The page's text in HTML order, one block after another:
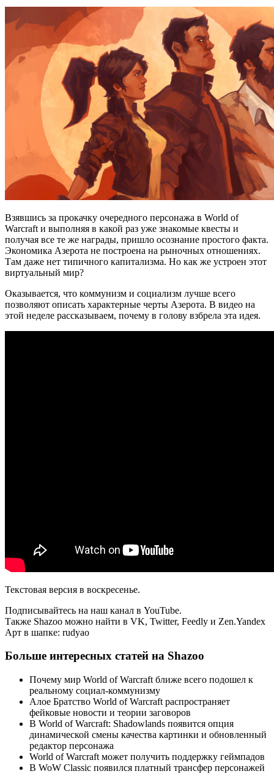
Взявшись за прокачку очередного персонажа в World of
Warcraft и выполняя в какой раз уже знакомые квесты и
получая все те же награды, пришло осознание простого факта.
Экономика Азерота не построена на рыночных отношениях.
Там даже нет типичного капитализма. Но как же устроен этот
виртуальный мир?
Оказывается, что коммунизм и социализм лучше всего
позволяют описать характерные черты Азерота. В видео на
этой неделе рассказываем, почему в голову взбрела эта идея.
Текстовая версия в воскресенье.
Подписывайтесь на наш канал в YouTube.
Также Shazoo можно найти в VK, Twitter, Feedly и Zen.Yandex
Арт в шапке: rudyao
Больше интересных статей на Shazoo
Почему мир World of Warcraft ближе всего подошел к
реальному социал-коммунизму
Алое Братство World of Warcraft распространяет
фейковые новости и теории заговоров
В World of Warcraft: Shadowlands появится опция
динамической смены качества картинки и обновленный
редактор персонажа
World of Warcraft может получить поддержку геймпадов
В WoW Classic появился платный трансфер персонажей